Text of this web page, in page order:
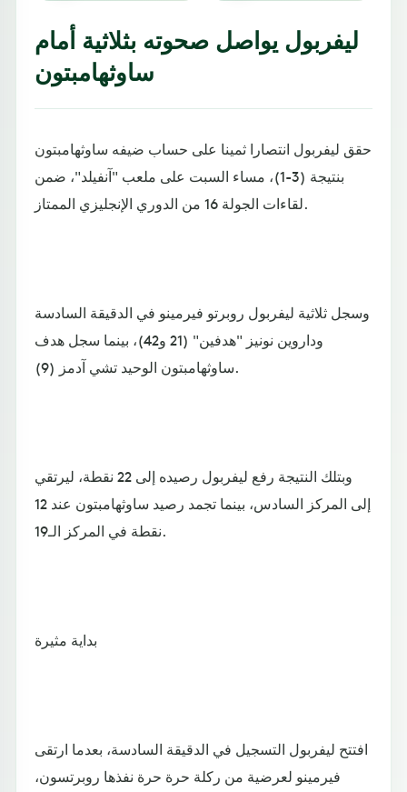
ليفربول يواصل صحوته بثلاثية أمام
ساوثهامبتون
حقق ليفربول انتصارا ثمينا على حساب ضيفه ساوثهامبتون
بنتيجة (3-1)، مساء السبت على ملعب "آنفيلد"، ضمن
لقاءات الجولة 16 من الدوري الإنجليزي الممتاز.
وسجل ثلاثية ليفربول روبرتو فيرمينو في الدقيقة السادسة
وداروين نونيز "هدفين" (21 و42)، بينما سجل هدف
ساوثهامبتون الوحيد تشي آدمز (9).
وبتلك النتيجة رفع ليفربول رصيده إلى 22 نقطة، ليرتقي
إلى المركز السادس، بينما تجمد رصيد ساوثهامبتون عند 12
نقطة في المركز الـ19.
بداية مثيرة
افتتح ليفربول التسجيل في الدقيقة السادسة، بعدما ارتقى
فيرمينو لعرضية من ركلة حرة حرة نفذها روبرتسون،